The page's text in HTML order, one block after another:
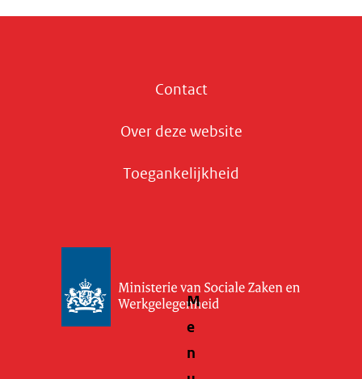
M
e
n
Contact
Over deze website
Toegankelijkheid